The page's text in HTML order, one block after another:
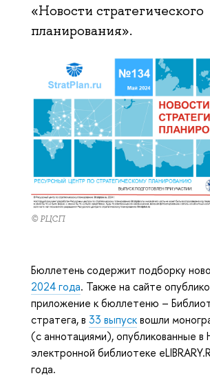
«Новости стратегического
планирования».
© РЦСП
Бюллетень содержит подборку
2024 года. Также на сайте
приложение к бюллетеню –
стратега, в 33 выпусквошли
(с аннотациями), опубликованные в
электронной библиотеке
года.